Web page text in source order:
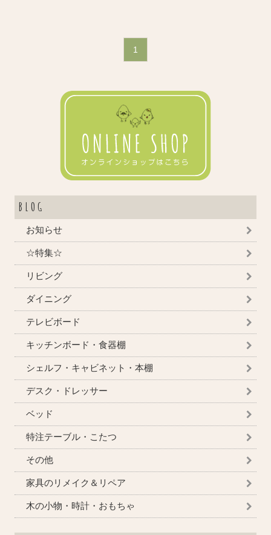
BLOG
お知らせ
☆特集☆
リビング
ダイニング
テレビボード
キッチンボード・食器棚
シェルフ・キャビネット・本棚
デスク・ドレッサー
ベッド
特注テーブル・こたつ
その他
家具のリメイク＆リペア
木の小物・時計・おもちゃ
1